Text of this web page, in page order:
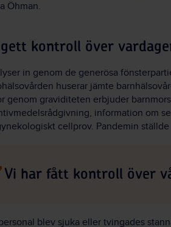
Öhman.
gett kontroll över
in genom de generösa
huserar jämte
genom graviditeten erbjuder
information om
cellprov. Pandemin
Vi har fått kontroll över
blev sjuka eller tvingades